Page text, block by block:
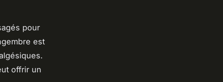
pour
est
offrir un